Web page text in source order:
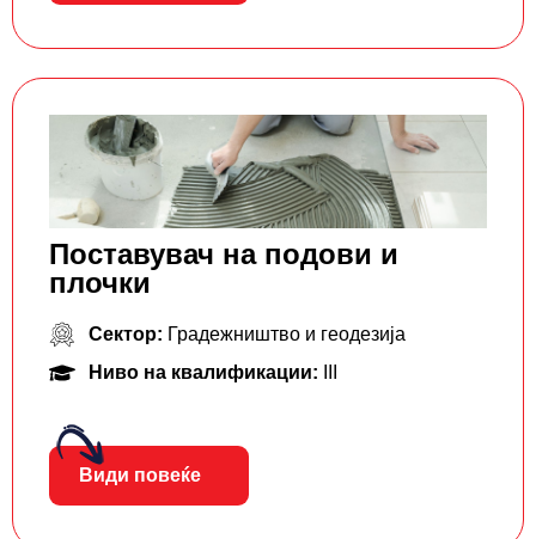
Поставувач на подови и
плочки
Сектор: Градежништво и геодезија
Ниво на квалификации:
Види повеќе